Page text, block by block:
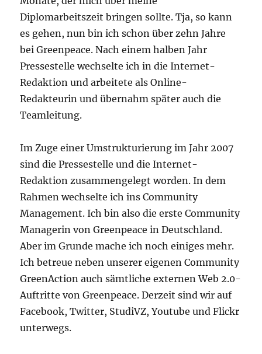
Diplomarbeitszeit bringen sollte. Tja, so kann
es gehen, nun bin ich schon über zehn Jahre
bei Greenpeace. Nach einem halben Jahr
Pressestelle wechselte ich in die Internet-
Redaktion und arbeitete als Online-
Redakteurin und übernahm später auch die
Teamleitung.
Im Zuge einer Umstrukturierung im Jahr 2007
sind die Pressestelle und die Internet-
Redaktion zusammengelegt worden. In dem
Rahmen wechselte ich ins Community
Management. Ich bin also die erste Community
Managerin von Greenpeace in Deutschland.
Aber im Grunde mache ich noch einiges mehr.
Ich betreue neben unserer eigenen Community
GreenAction auch sämtliche externen Web 2.0-
Auftritte von Greenpeace. Derzeit sind wir auf
Facebook, Twitter, StudiVZ, Youtube und Flickr
unterwegs.